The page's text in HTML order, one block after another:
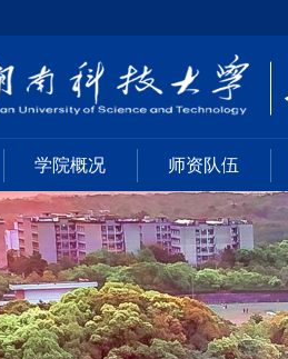
学院概况 师资队伍